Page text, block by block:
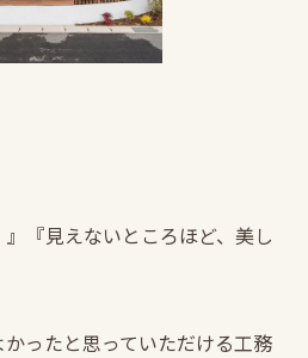
』『見えないところほど、美し
ったと思っていただける工務